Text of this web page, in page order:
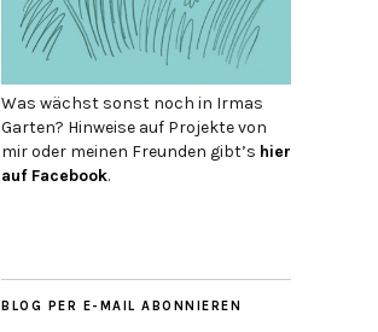
Was wächst sonst noch in Irmas
Garten? Hinweise auf Projekte von
mir oder meinen Freunden gibt’s hier
auf Face­book.
BLOG PER E-MAIL ABONNIEREN